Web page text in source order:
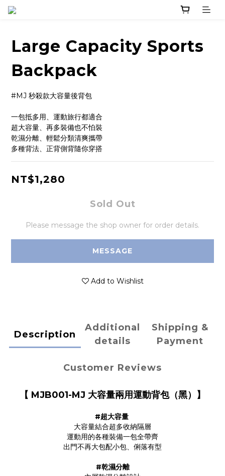
Large Capacity Sports
Backpack
#MJ 秒殺款大容量後背包
一包抵多用、運動旅行都適合
超大容量、再多裝備也不怕裝
乾濕分離、輕鬆分類清爽攜帶
多種背法、正背側背隨你穿搭
NT$1,280
Sold Out
Please message the shop owner for order details.
MESSAGE
Add to Wishlist
Description
Additional
details
Shipping &
Payment
Customer Reviews
【 MJB001-MJ 大容量兩用運動背包（黑）】
#超大容量
大容量結合超多收納隔層
運動用的各種裝備一包全帶齊
出門不再大包配小包、俐落有型
#乾濕分離